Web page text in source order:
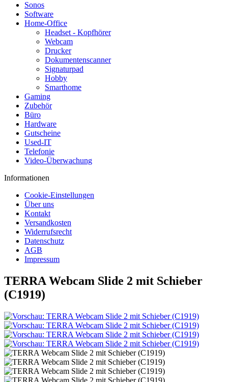
Sonos
Software
Home-Office
Headset - Kopfhörer
Webcam
Drucker
Dokumentenscanner
Signaturpad
Hobby
Smarthome
Gaming
Zubehör
Büro
Hardware
Gutscheine
Used-IT
Telefonie
Video-Überwachung
Informationen
Cookie-Einstellungen
Über uns
Kontakt
Versandkosten
Widerrufsrecht
Datenschutz
AGB
Impressum
TERRA Webcam Slide 2 mit Schieber
(C1919)